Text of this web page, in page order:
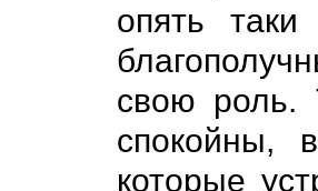
опять
свою роль.
спокойны,
которые